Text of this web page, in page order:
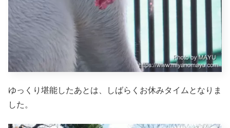
ゆっくり堪能したあとは、しばらくお休みタイムとなりま
した。